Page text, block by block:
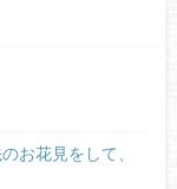
お花見をして、